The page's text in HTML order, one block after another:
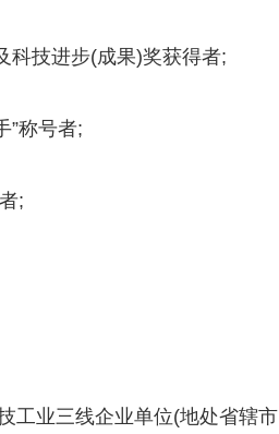
技进步(成果)奖获得者;
”称号者;
;
业三线企业单位(地处省辖市